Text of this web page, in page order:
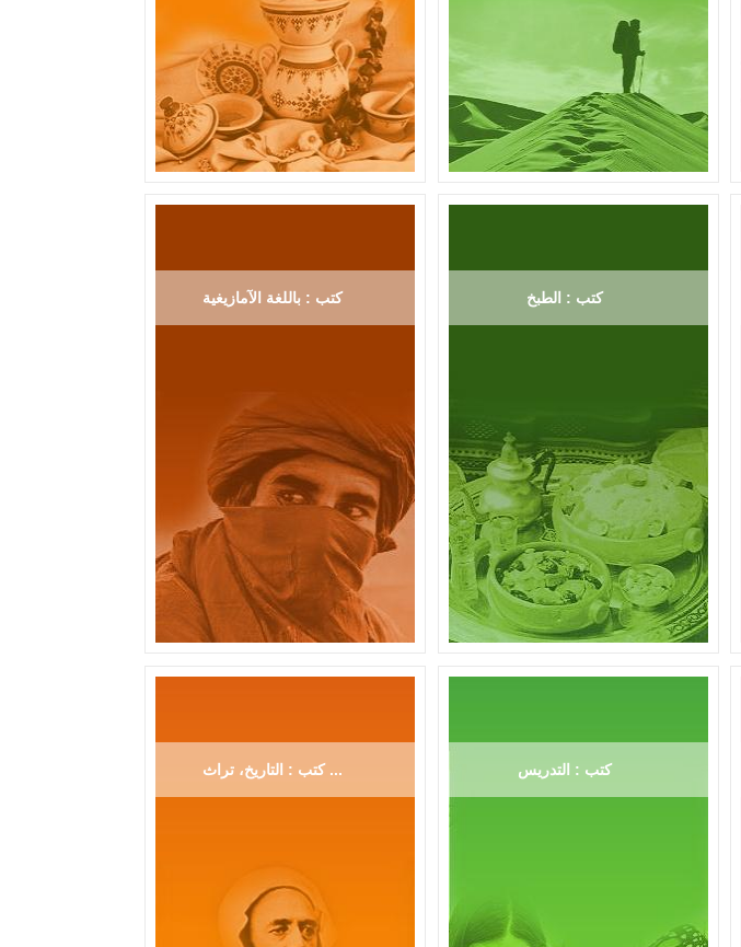
كتب : باللغة الآمازيغية كتب : الطبخ
كتب : التاريخ، تراث ... كتب : التدريس